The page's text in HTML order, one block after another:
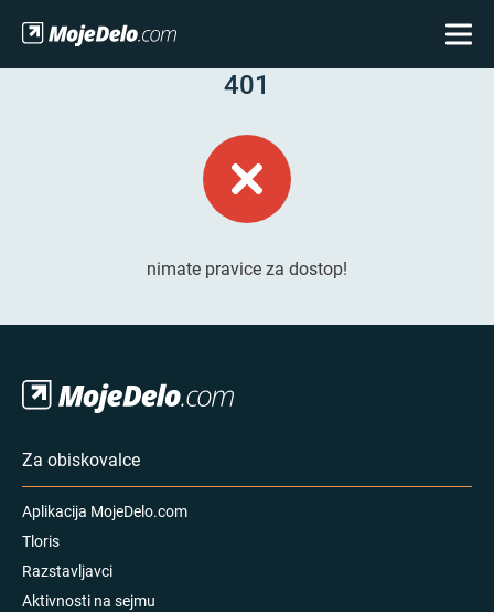
401
nimate pravice za dostop!
Za obiskovalce
Aplikacija MojeDelo.com
Tloris
Razstavljavci
Aktivnosti na sejmu